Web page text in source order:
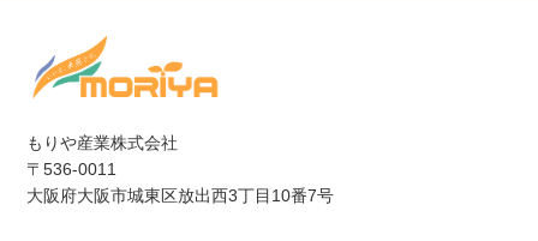
もりや産業株式会社
〒536-0011
大阪府大阪市城東区放出西3丁目10番7号